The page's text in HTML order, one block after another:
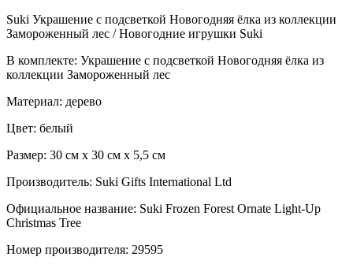
Suki Украшение с подсветкой Новогодняя ёлка из коллекции
Замороженный лес / Новогодние игрушки Suki
В комплекте: Украшение с подсветкой Новогодняя ёлка из
коллекции Замороженный лес
Материал: дерево
Цвет: белый
Размер: 30 см x 30 см x 5,5 см
Производитель: Suki Gifts International Ltd
Официальное название: Suki Frozen Forest Ornate Light-Up
Christmas Tree
Номер производителя: 29595